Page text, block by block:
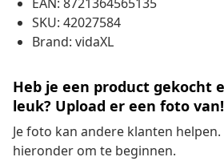
SKU: 42027584
Brand: vidaXL
Heb je een product gekocht
leuk? Upload er een foto van!
Je foto kan andere klanten
hieronder om te beginnen.